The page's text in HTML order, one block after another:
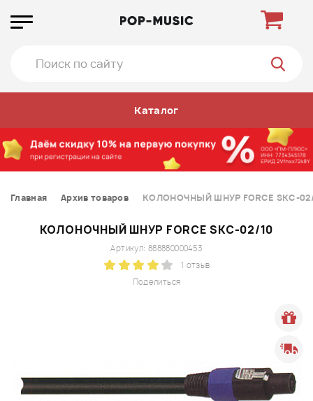
Каталог
Главная Архив товаров КОЛОНОЧНЫЙ ШНУР FORCE SKC-
КОЛОНОЧНЫЙ ШНУР FORCE SKC-02/10
Поделиться
Артикул: 888880000453
1 отзыв